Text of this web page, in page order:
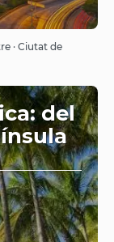
· Ciutat de
del